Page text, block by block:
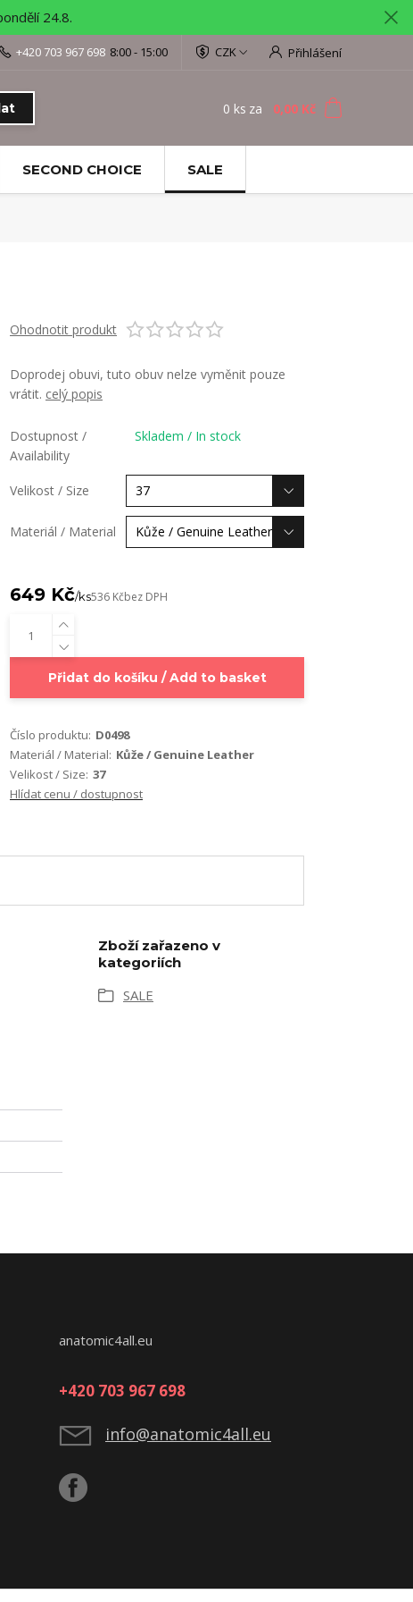
24.8.
CZK Přihlášení
+420 703 967 698 8:00 - 15:00
0 ks za 0,00 Kč
SECOND CHOICE SALE
Ohodnotit produkt
Doprodej obuvi, tuto obuv nelze vyměnit pouze
vrátit. celý popis
Dostupnost /
Availability
Skladem / In stock
Velikost / Size
Materiál / Material
649 Kč/ks536 Kčbez DPH
Přidat do košíku / Add to basket
Číslo produktu: D0498
Materiál / Material: Kůže / Genuine Leather
Velikost / Size: 37
Hlídat cenu / dostupnost
Zboží zařazeno v
kategoriích
SALE
anatomic4all.eu
+420 703 967 698
info@anatomic4all.eu